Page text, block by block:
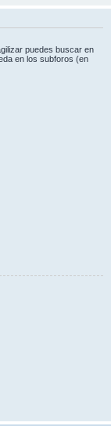
puedes buscar en
en los subforos (en